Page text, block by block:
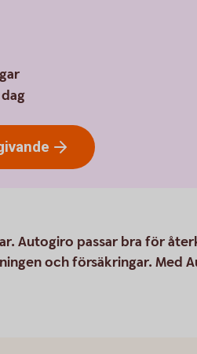
Autogiro passar bra för
och försäkringar. Med